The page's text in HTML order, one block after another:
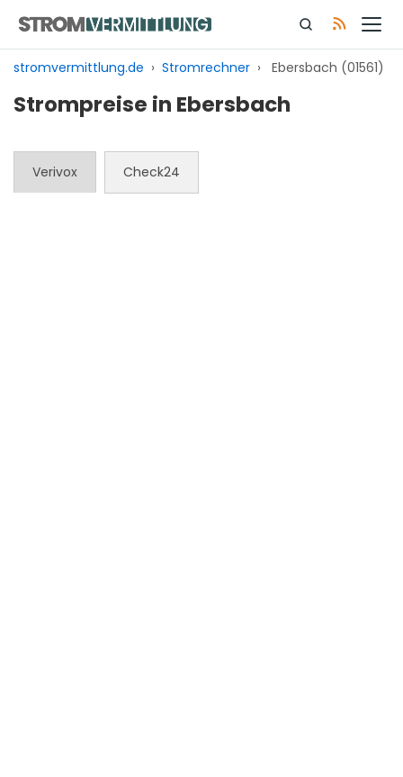
Inhalt
springen
stromvermittlung.de › Stromrechner › Ebersbach (01561)
Strompreise in Ebersbach
Verivox Check24